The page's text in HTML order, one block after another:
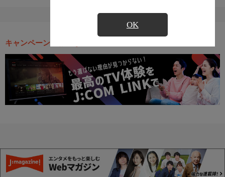
OK
キャンペーン・お得な情報